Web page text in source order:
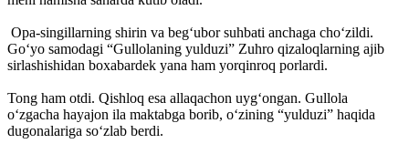
Opa-singillarning shirin va beg‘ubor suhbati anchaga cho‘zildi.
Go‘yo samodagi “Gullolaning yulduzi” Zuhro qizaloqlarning ajib
sirlashishidan boxabardek yana ham yorqinroq porlardi.
Tong ham otdi. Qishloq esa allaqachon uyg‘ongan. Gullola
o‘zgacha hayajon ila maktabga borib, o‘zining “yulduzi” haqida
dugonalariga so‘zlab berdi.